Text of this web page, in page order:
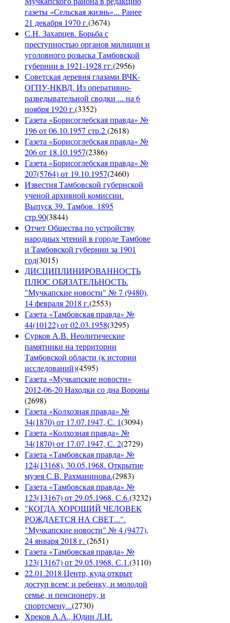
газеты «Сельская жизнь»... Ранее
21 декабря 1970 г.(3674)
С.Н. Захарцев. Борьба с
преступностью органов милиции и
уголовного розыска Тамбовской
губернии в 1921-1928 гг.(2956)
Советская деревня глазами ВЧК-
ОГПУ-НКВД. Из оперативно-
разведывательной сводки ... на 6
ноября 1920 г.(3352)
Газета «Борисоглебская правда» №
196 от 06.10.1957 стр.2(2618)
Газета «Борисоглебская правда» №
206 от 18.10.1957(2386)
Газета «Борисоглебская правда» №
207(5764) от 19.10.1957(2460)
Известия Тамбовской губернской
ученой архивной комиссии.
Выпуск 39. Тамбов. 1895
стр.90(3844)
Отчет Общества по устройству
народных чтений в городе Тамбове
и Тамбовской губернии за 1901
год(3015)
ДИСЦИПЛИНИРОВАННОСТЬ
ПЛЮС ОБЯЗАТЕЛЬНОСТЬ.
"Мучкапские новости" № 7 (9480),
14 февраля 2018 г.(2553)
Газета «Тамбовская правда» №
44(10122) от 02.03.1958(3295)
Сурков А.В. Неолитические
памятники на территории
Тамбовской области (к истории
исследований)(4595)
Газета «Мучкапские новости»
2012-06-20 Находки со дна Вороны
(2698)
Газета «Колхозная правда» №
34(1870) от 17.07.1947, С. 1(3094)
Газета «Колхозная правда» №
34(1870) от 17.07.1947, С. 2(2729)
Газета «Тамбовская правда» №
124(13168), 30.05.1968. Открытие
музея С.В. Рахманинова.(2983)
Газета «Тамбовская правда» №
123(13167) от 29.05.1968. С.6.(3232)
"КОГДА ХОРОШИЙ ЧЕЛОВЕК
РОЖДАЕТСЯ НА СВЕТ...".
"Мучкапские новости" № 4 (9477),
24 января 2018 г. (2651)
Газета «Тамбовская правда» №
123(13167) от 29.05.1968. С.1.(3110)
22.01.2018 Центр, куда открыт
доступ всем: и ребенку, и молодой
семье, и пенсионеру, и
спортсмену...(2730)
Хреков А.А., Юдин Л.И.